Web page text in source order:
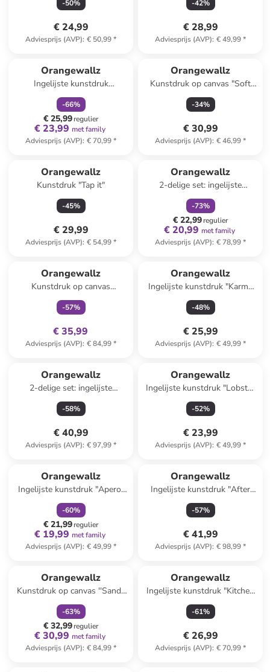
-50%
€ 24,99
Adviesprijs (AVP): € 50,99*
-42%
€ 28,99
Adviesprijs (AVP): € 49,99*
Orangewallz
Ingelijste kunstdruk
"Blooming Beauty"
-66%
€ 25,99regulier
€ 23,99 met family
Adviesprijs (AVP): € 70,99*
Orangewallz
Kunstdruk op canvas "Soft
Deer" - (B)50 x (H)70 cm
-34%
€ 30,99
Adviesprijs (AVP): € 46,99*
Orangewallz
Kunstdruk "Tap it"
-45%
€ 29,99
Adviesprijs (AVP): € 54,99*
Orangewallz
2-delige set: ingelijste
kunstdrukken "Soft Organics"
-73%
€ 22,99regulier
€ 20,99 met family
Adviesprijs (AVP): € 78,99*
Orangewallz
Kunstdruk op canvas
"Summer Meadow"
-57%
€ 35,99
Adviesprijs (AVP): € 84,99*
Orangewallz
Ingelijste kunstdruk "Karma
Power Words" - (B)40 x (H)50
cm
-48%
€ 25,99
Adviesprijs (AVP): € 49,99*
Orangewallz
2-delige set: ingelijste
kunstdrukken "Italian Set"
-58%
€ 40,99
Adviesprijs (AVP): € 97,99*
Orangewallz
Ingelijste kunstdruk "Lobster
Blue Pink"
-52%
€ 23,99
Adviesprijs (AVP): € 49,99*
Orangewallz
Ingelijste kunstdruk "Aperol
Apres Ski"
-60%
€ 21,99regulier
€ 19,99 met family
Adviesprijs (AVP): € 49,99*
Orangewallz
Ingelijste kunstdruk "After
Party" - (B)30 x (H)40 cm
-57%
€ 41,99
Adviesprijs (AVP): € 98,99*
Orangewallz
Kunstdruk op canvas ''Sandy
Circles''
-63%
€ 32,99regulier
€ 30,99 met family
Adviesprijs (AVP): € 84,99*
Orangewallz
Ingelijste kunstdruk "Kitchen
Disco" - (B)50 x (H)70 cm
-61%
€ 26,99
Adviesprijs (AVP): € 70,99*